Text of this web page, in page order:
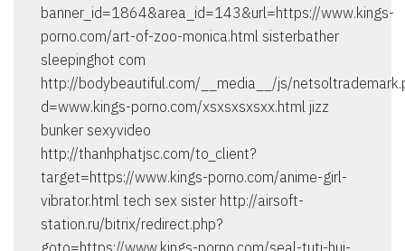
banner_id=1864&area_id=143&url=https://www.kings-
porno.com/art-of-zoo-monica.html sisterbather
sleepinghot com
http://bodybeautiful.com/__media__/js/
d=www.kings-porno.com/xsxsxsxsxx.html jizz
bunker sexyvideo
http://thanhphatjsc.com/to_client?
target=https://www.kings-porno.com/anime-girl-
vibrator.html tech sex sister http://airsoft-
station.ru/bitrix/redirect.php?